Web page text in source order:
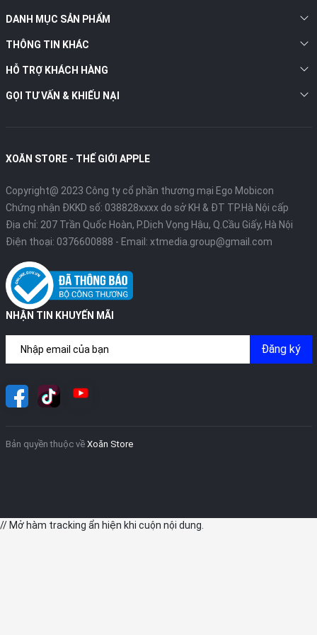
và iPhone 13.
Cụ thể, hệ thống phụ đồ họa của chip A15 trong các mẫu iPhone
có 4 lõi. Cùng với đó, quy trình sản xuất 5nm của TSMC chậm
độ bóng bán dẫn chỉ thấp hơn 6%, do đó, sự khác biệt thực tế là
tăng 50% so với iPhone 13 và tương tự như các mẫu iPhone 13
Pro năm ngoái. Với bản nâng cấp này, iPhone 14 Plus có thể lưu
iPhone 14 Plus giúp giải phóng dung lượng. Ngoài tốc độ tải
xuống lên tới 10Gbps, iPhone 14 Plus cũng sẽ hỗ trợ chuẩn kết
DANH MỤC SẢN PHẨM
THÔNG TIN KHÁC
HỖ TRỢ KHÁCH HÀNG
GỌI TƯ VẤN & KHIẾU NẠI
XOĂN STORE - THẾ GIỚI APPLE
Copyright@ 2023 Công ty cổ phần thương mại Ego Mobicon
Chứng nhận ĐKKD số: 038828xxxx do sở KH & ĐT TP.Hà Nội cấp
Địa chỉ: 207 Trần Quốc Hoàn, P.Dịch Vọng Hậu, Q.Cầu Giấy, Hà Nội
Điện thoại: 0376600888 - Email: xtmedia.group@gmail.com
NHẬN TIN KHUYẾN MÃI
Đăng ký
Bản quyền thuộc về Xoăn Store
// Mở hàm tracking ẩn hiện khi cuộn nội dung.